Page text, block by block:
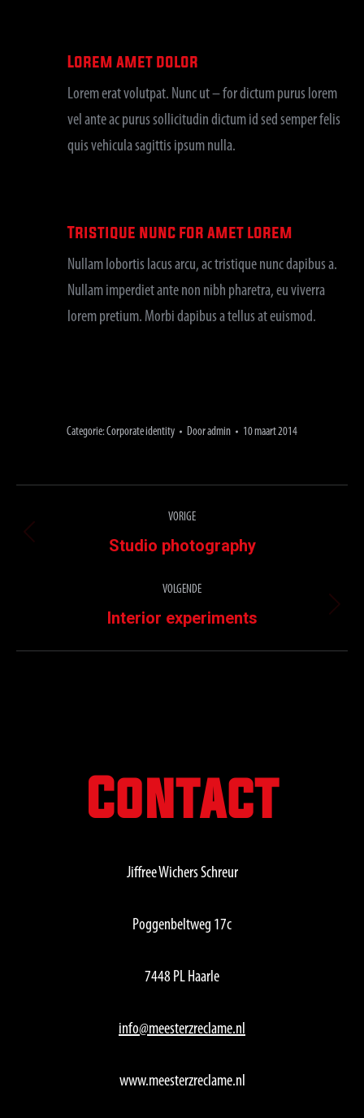
Lorem amet dolor
Lorem erat volutpat. Nunc ut – for dictum purus lorem
vel ante ac purus sollicitudin dictum id sed semper felis
quis vehicula sagittis ipsum nulla.
Tristique nunc for amet lorem
Nullam lobortis lacus arcu, ac tristique nunc dapibus a.
Nullam imperdiet ante non nibh pharetra, eu viverra
lorem pretium. Morbi dapibus a tellus at euismod.
Categorie: Corporate identity Dooradmin 10 maart 2014
navigation
VORIGE
Previous
Studio photography
VOLGENDE
Next
Interior experiments
Contact
Jiffree Wichers Schreur
Poggenbeltweg 17c
7448 PL Haarle
info@meesterzreclame.nl
www.meesterzreclame.nl